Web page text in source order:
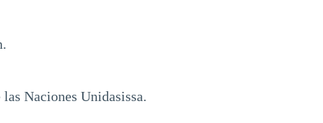
Naciones Unidasissa.